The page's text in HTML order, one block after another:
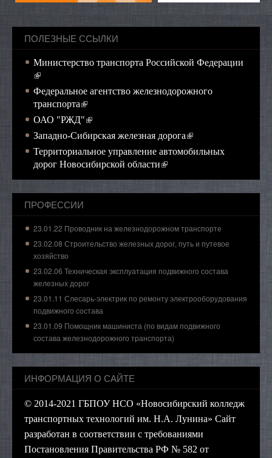
ПОЛЕЗНЫЕ ССЫЛКИ
Министерство транспорта Российской Федерации
(внешняя ссылка)
Федеральное агентство железнодорожного
транспорта(внешняя ссылка)
ОАО "РЖД"(внешняя ссылка)
Западно-Сибирская железная дорога(внешняя ссылка)
Территориальное управление автомобильных
дорог Новосибирской области(внешняя ссылка)
ПРОФЕССИИ
23.01.22 Проводник на железнодорожном транспорте
23.02.08 Строительство железных дорог, путь и путевое
хозяйство
23.02.06 Техническая эксплуатация подвижного состава
железных дорог
23.01.11 Слесарь-электрик по ремонту электрооборудования
подвижного состава
23.01.09 Помощник машиниста (по видам подвижного
состава железнодорожного транспорта)
ИНФОРМАЦИЯ О САЙТЕ
© 2014-2021 ГБПОУ НСО «Новосибирский колледж
транспортных технологий им. Н.А. Лунина» Сайт
разработан в соответствии с требованиями
Постановления Правительства РФ № 582 от